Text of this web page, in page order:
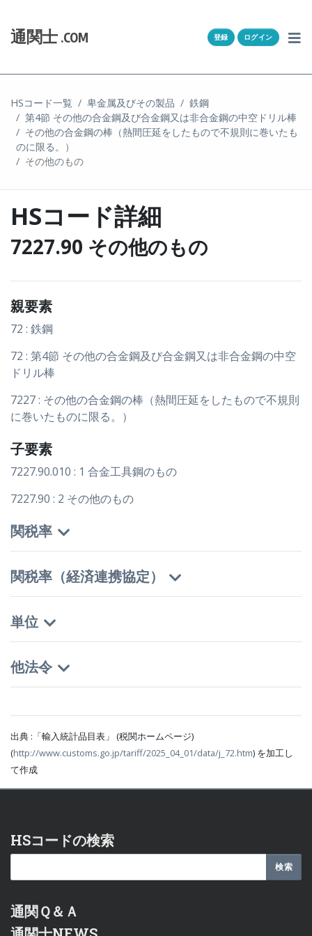
通関士 .COM 登録 ログイン
HSコード一覧 卑金属及びその製品
鉄鋼
第4節 その他の合金鋼及び合金鋼又は非合金鋼の中空ドリル棒
その他の合金鋼の棒（熱間圧延をしたもので不規則に巻いたも
のに限る。）
その他のもの
HSコード詳細
7227.90 その他のもの
親要素
72 : 鉄鋼
72 : 第4節 その他の合金鋼及び合金鋼又は非合金鋼の中空
ドリル棒
7227 : その他の合金鋼の棒（熱間圧延をしたもので不規則
に巻いたものに限る。）
子要素
7227.90.010 : 1 合金工具鋼のもの
7227.90 : 2 その他のもの
関税率
関税率（経済連携協定）
単位
他法令
出典 :「輸入統計品目表」 (税関ホームページ)
(http://www.customs.go.jp/tariff/2025_04_01/data/j_72.htm) を加工し
て作成
HSコードの検索
通関Ｑ＆Ａ
通関Ｑ＆Ａ
ユーザー登録